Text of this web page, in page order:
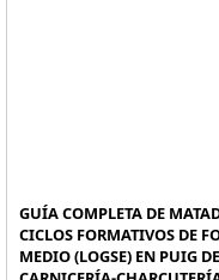
GUÍA COMPLETA DE
CICLOS FORMATIVOS DE
MEDIO (LOGSE) EN PUIG